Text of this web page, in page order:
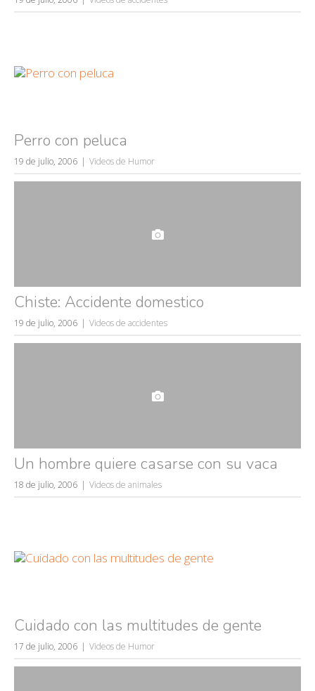
volver a nacer
fails
Perro con peluca
19 de julio, 2006 Videos de Humor
Chiste: Accidente domestico
19 de julio, 2006 Videos de accidentes
Un hombre quiere casarse con su vaca
18 de julio, 2006 Videos de animales
Cuidado con las multitudes de gente
17 de julio, 2006 Videos de Humor